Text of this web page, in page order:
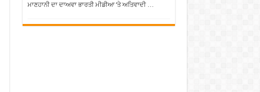
ਮਾਣਹਾਨੀ ਦਾ ਦਾਅਵਾ ਭਾਰਤੀ ਮੀਡੀਆ ’ਤੇ ਅਤਿਵਾਦੀ …